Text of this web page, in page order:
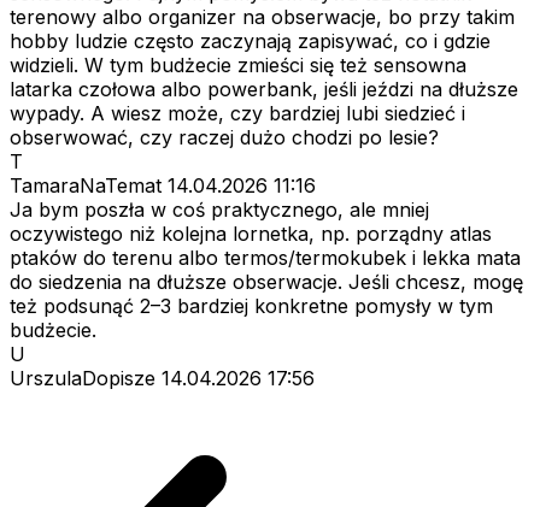
terenowy albo organizer na obserwacje, bo przy takim
hobby ludzie często zaczynają zapisywać, co i gdzie
widzieli. W tym budżecie zmieści się też sensowna
latarka czołowa albo powerbank, jeśli jeździ na dłuższe
wypady. A wiesz może, czy bardziej lubi siedzieć i
obserwować, czy raczej dużo chodzi po lesie?
T
TamaraNaTemat 14.04.2026 11:16
Ja bym poszła w coś praktycznego, ale mniej
oczywistego niż kolejna lornetka, np. porządny atlas
ptaków do terenu albo termos/termokubek i lekka mata
do siedzenia na dłuższe obserwacje. Jeśli chcesz, mogę
też podsunąć 2–3 bardziej konkretne pomysły w tym
budżecie.
U
UrszulaDopisze 14.04.2026 17:56